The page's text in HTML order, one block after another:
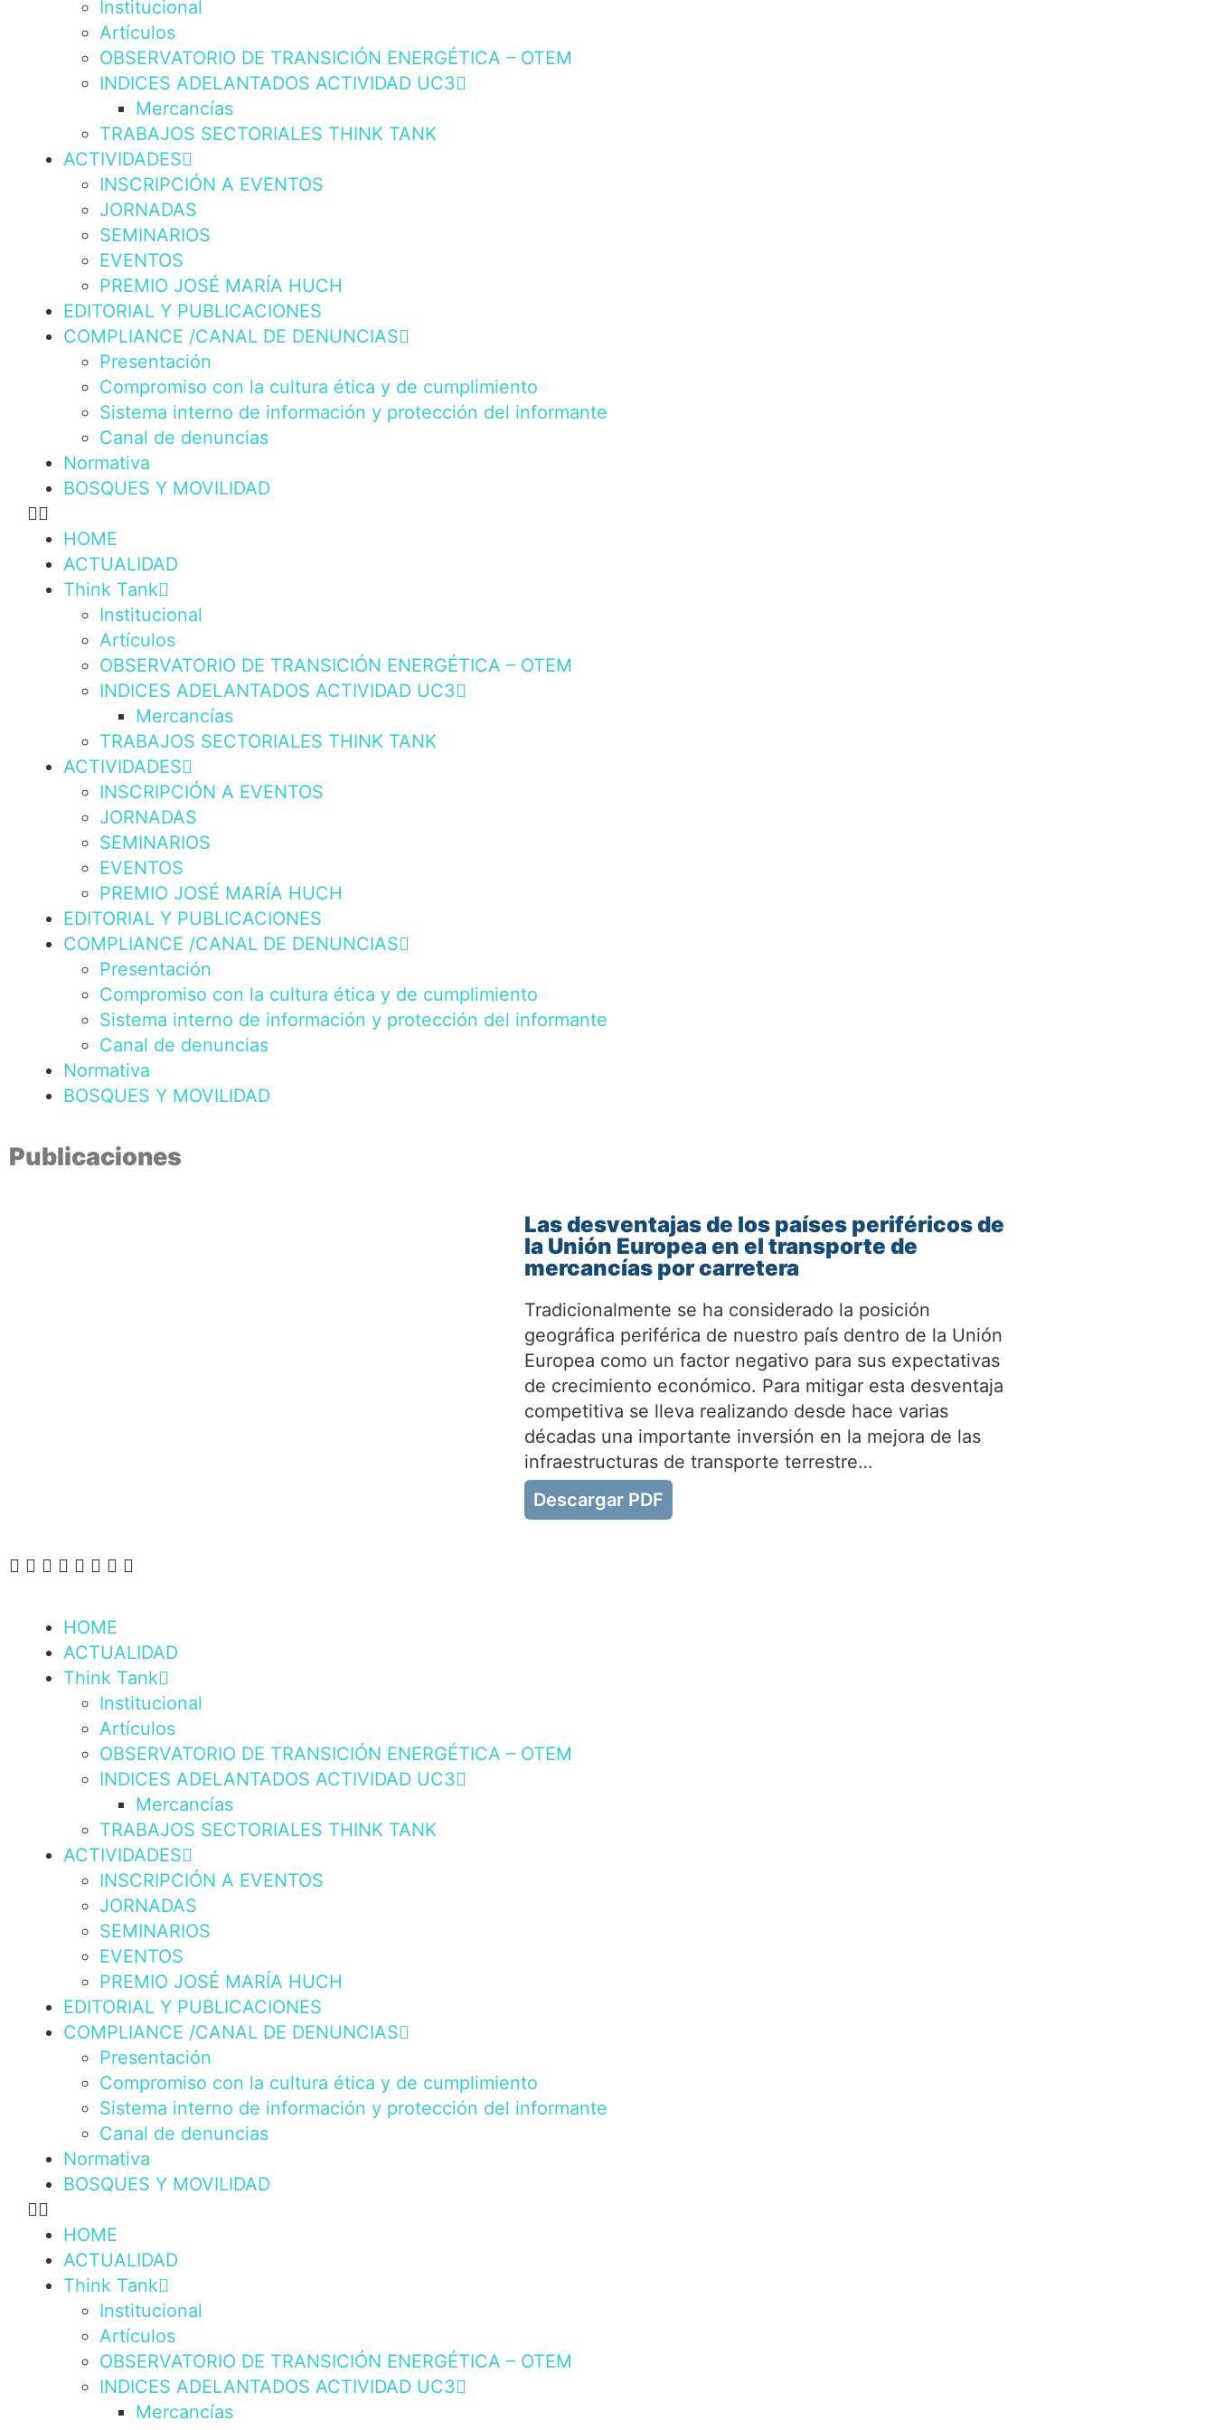
Institucional
Artículos
OBSERVATORIO DE TRANSICIÓN ENERGÉTICA – OTEM
INDICES ADELANTADOS ACTIVIDAD UC3
Mercancías
TRABAJOS SECTORIALES THINK TANK
ACTIVIDADES
INSCRIPCIÓN A EVENTOS
JORNADAS
SEMINARIOS
EVENTOS
PREMIO JOSÉ MARÍA HUCH
EDITORIAL Y PUBLICACIONES
COMPLIANCE /CANAL DE DENUNCIAS
Presentación
Compromiso con la cultura ética y de cumplimiento
Sistema interno de información y protección del informante
Canal de denuncias
Normativa
BOSQUES Y MOVILIDAD
HOME
ACTUALIDAD
Think Tank
Institucional
Artículos
OBSERVATORIO DE TRANSICIÓN ENERGÉTICA – OTEM
INDICES ADELANTADOS ACTIVIDAD UC3
Mercancías
TRABAJOS SECTORIALES THINK TANK
ACTIVIDADES
INSCRIPCIÓN A EVENTOS
JORNADAS
SEMINARIOS
EVENTOS
PREMIO JOSÉ MARÍA HUCH
EDITORIAL Y PUBLICACIONES
COMPLIANCE /CANAL DE DENUNCIAS
Presentación
Compromiso con la cultura ética y de cumplimiento
Sistema interno de información y protección del informante
Canal de denuncias
Normativa
BOSQUES Y MOVILIDAD
Publicaciones
Las desventajas de los países periféricos de
la Unión Europea en el transporte de
mercancías por carretera
Tradicionalmente se ha considerado la posición
geográfica periférica de nuestro país dentro de la Unión
Europea como un factor negativo para sus expectativas
de crecimiento económico. Para mitigar esta desventaja
competitiva se lleva realizando desde hace varias
décadas una importante inversión en la mejora de las
infraestructuras de transporte terrestre…
Descargar PDF
HOME
ACTUALIDAD
Think Tank
Institucional
Artículos
OBSERVATORIO DE TRANSICIÓN ENERGÉTICA – OTEM
INDICES ADELANTADOS ACTIVIDAD UC3
Mercancías
TRABAJOS SECTORIALES THINK TANK
ACTIVIDADES
INSCRIPCIÓN A EVENTOS
JORNADAS
SEMINARIOS
EVENTOS
PREMIO JOSÉ MARÍA HUCH
EDITORIAL Y PUBLICACIONES
COMPLIANCE /CANAL DE DENUNCIAS
Presentación
Compromiso con la cultura ética y de cumplimiento
Sistema interno de información y protección del informante
Canal de denuncias
Normativa
BOSQUES Y MOVILIDAD
HOME
ACTUALIDAD
Think Tank
Institucional
Artículos
OBSERVATORIO DE TRANSICIÓN ENERGÉTICA – OTEM
INDICES ADELANTADOS ACTIVIDAD UC3
Mercancías